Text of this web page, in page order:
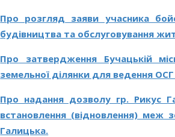
Про розгляд заяви учасника
будівництва та обслуговування
Про затвердження Бучацькій
земельної ділянки для ведення
Про надання дозволу гр. Рикус
встановлення (відновлення) меж
Галицька.